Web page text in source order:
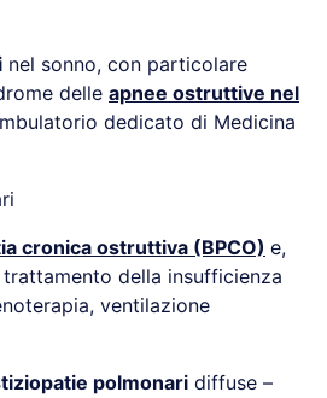
nel sonno, con particolare
delle apnee ostruttive nel
dedicato di Medicina
cronica ostruttiva (BPCO) e,
della insufficienza
ventilazione
polmonari diffuse –